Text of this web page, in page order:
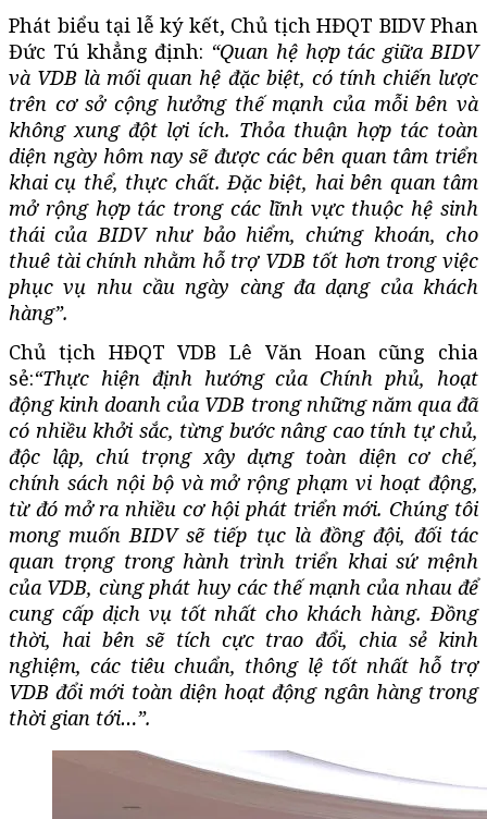
Phát biểu tại lễ ký kết, Chủ tịch HĐQT BIDV Phan
Đức Tú khẳng định: “Quan hệ hợp tác giữa BIDV
và VDB là mối quan hệ đặc biệt, có tính chiến lược
trên cơ sở cộng hưởng thế mạnh của mỗi bên và
không xung đột lợi ích. Thỏa thuận hợp tác toàn
diện ngày hôm nay sẽ được các bên quan tâm triển
khai cụ thể, thực chất. Đặc biệt, hai bên quan tâm
mở rộng hợp tác trong các lĩnh vực thuộc hệ sinh
thái của BIDV như bảo hiểm, chứng khoán, cho
thuê tài chính nhằm hỗ trợ VDB tốt hơn trong việc
phục vụ nhu cầu ngày càng đa dạng của khách
hàng”.
Chủ tịch HĐQT VDB Lê Văn Hoan cũng chia
sẻ:“Thực hiện định hướng của Chính phủ, hoạt
động kinh doanh của VDB trong những năm qua đã
có nhiều khởi sắc, từng bước nâng cao tính tự chủ,
độc lập, chú trọng xây dựng toàn diện cơ chế,
chính sách nội bộ và mở rộng phạm vi hoạt động,
từ đó mở ra nhiều cơ hội phát triển mới. Chúng tôi
mong muốn BIDV sẽ tiếp tục là đồng đội, đối tác
quan trọng trong hành trình triển khai sứ mệnh
của VDB, cùng phát huy các thế mạnh của nhau để
cung cấp dịch vụ tốt nhất cho khách hàng. Đồng
thời, hai bên sẽ tích cực trao đổi, chia sẻ kinh
nghiệm, các tiêu chuẩn, thông lệ tốt nhất hỗ trợ
VDB đổi mới toàn diện hoạt động ngân hàng trong
thời gian tới…”.